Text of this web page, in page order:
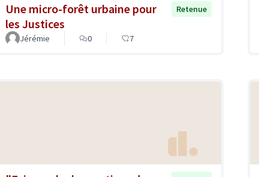
Une micro-forêt urbaine pour
les Justices
Retenue
Jérémie 0 7